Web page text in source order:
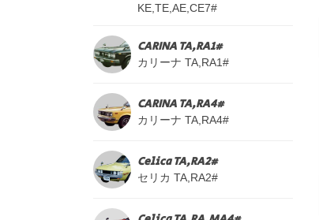
KE,TE,AE,CE7#
CARINA TA,RA1#
カリーナ TA,RA1#
CARINA TA,RA4#
カリーナ TA,RA4#
Celica TA,RA2#
セリカ TA,RA2#